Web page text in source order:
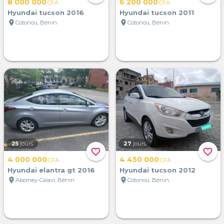
8 000 000CFA
Hyundai tucson 2016
location_on Cotonou, Bénin
6 200 000CFA
Hyundai tucson 2011
location_on Cotonou, Bénin
favorite_border
25 jours
4 000 000CFA
Hyundai elantra gt 2016
location_on Abomey-Calavi, Bénin
favorite_border
27 jours
4 450 000CFA
Hyundai tucson 2012
location_on Cotonou, Bénin